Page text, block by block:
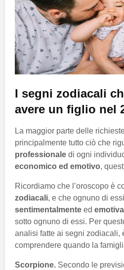
I segni zodiacali
avere un figlio nel
La maggior parte delle
principalmente tutto ciò che
professionale di ogni
economico ed emotivo,
Ricordiamo che l’oroscopo è
zodiacali, e che ognuno di
sentimentalmente ed
sotto ognuno di essi. Per
analisi fatte ai segni zodiacali,
comprendere quando la
Scorpione. Secondo le